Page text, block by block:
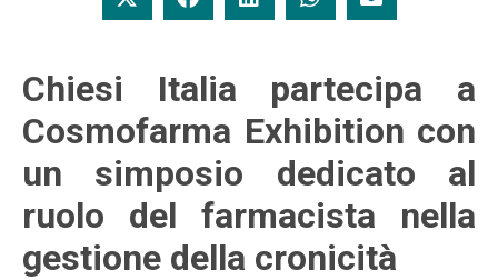
Chiesi Italia partecipa a
Cosmofarma Exhibition con
un simposio dedicato al
ruolo del farmacista nella
gestione della cronicità